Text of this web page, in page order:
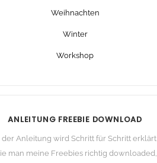
Weihnachten
Winter
Workshop
ANLEITUNG FREEBIE DOWNLOAD
der Anleitung wird Schritt für Schritt erklärt
man meine Freebies richtig downloaded,